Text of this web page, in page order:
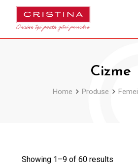
Cizme
Home Produse Femei
Showing 1–9 of 60 results